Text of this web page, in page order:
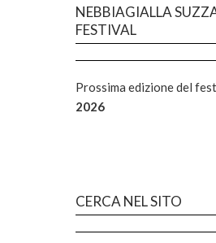
NEBBIAGIALLA
FESTIVAL
Prossima edizione del
2026
CERCA NEL SITO